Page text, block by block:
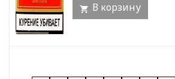
В корзину